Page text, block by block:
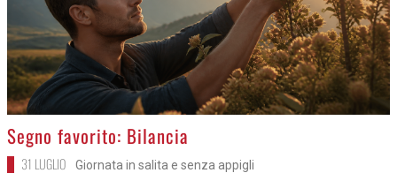
>
Segno favorito: Bilancia
31 LUGLIO Giornata in salita e senza appigli